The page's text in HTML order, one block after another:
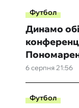
Футбол
6 серпня 21:56
Динамо
Футбол